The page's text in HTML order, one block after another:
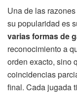
Una de las
su popularidad es
varias formas de
reconocimiento a
orden exacto, sino
coincidencias
final. Cada jugada